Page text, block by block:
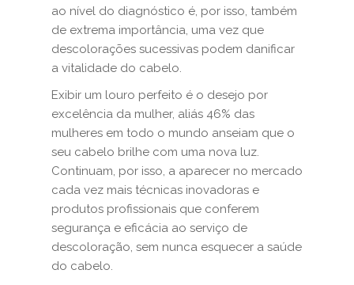
ao nível do diagnóstico é, por isso, também
de extrema importância, uma vez que
descolorações sucessivas podem danificar
a vitalidade do cabelo.
Exibir um louro perfeito é o desejo por
excelência da mulher, aliás 46% das
mulheres em todo o mundo anseiam que o
seu cabelo brilhe com uma nova luz.
Continuam, por isso, a aparecer no mercado
cada vez mais técnicas inovadoras e
produtos profissionais que conferem
segurança e eficácia ao serviço de
descoloração, sem nunca esquecer a saúde
do cabelo.